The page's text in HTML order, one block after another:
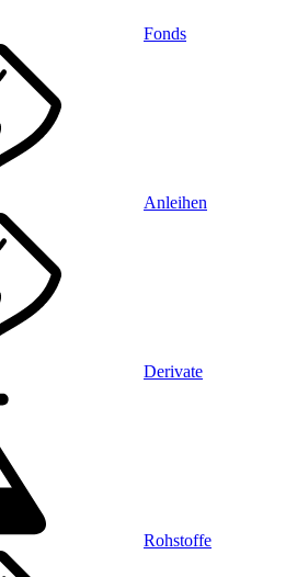
Fonds
Anleihen
Derivate
Rohstoffe